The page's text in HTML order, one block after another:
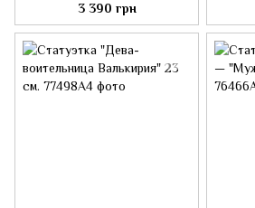
3 390 грн